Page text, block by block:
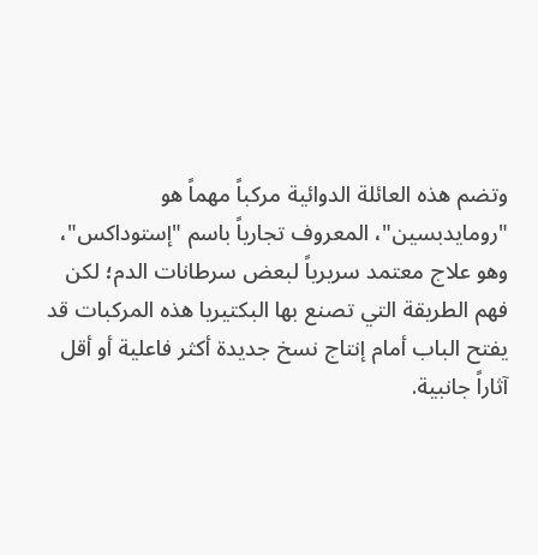
وتضم هذه العائلة الدوائية مركباً مهماً هو
"رومايدبسين"، المعروف تجارياً باسم "إستوداكس"،
وهو علاج معتمد سريرياً لبعض سرطانات الدم؛ لكن
فهم الطريقة التي تصنع بها البكتيريا هذه المركبات قد
يفتح الباب أمام إنتاج نسخ جديدة أكثر فاعلية أو أقل
آثاراً جانبية.